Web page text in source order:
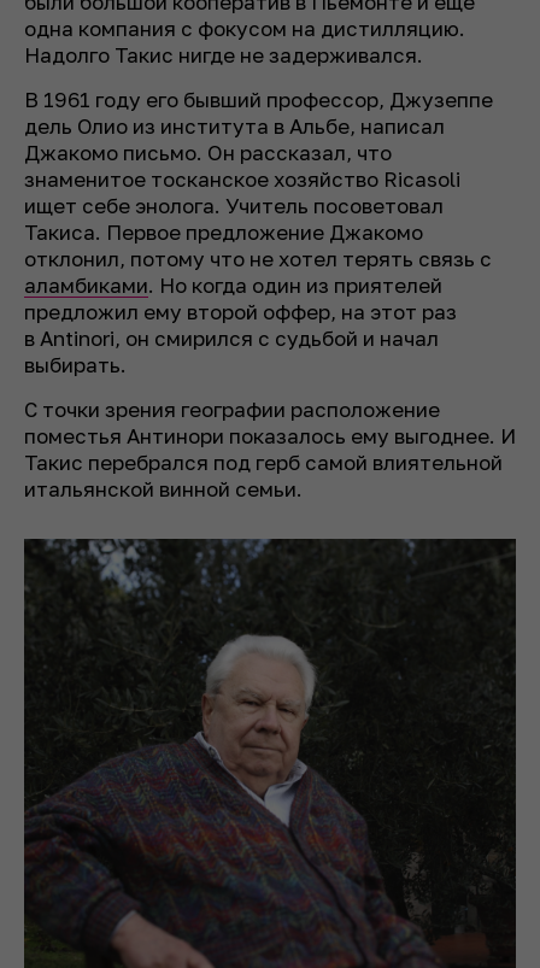
одна компания с фокусом на дистилляцию.
Надолго Такис нигде не задерживался.
В 1961 году его бывший профессор, Джузеппе
дель Олио из института в Альбе, написал
Джакомо письмо. Он рассказал, что
знаменитое тосканское хозяйство Ricasoli
ищет себе энолога. Учитель посоветовал
Такиса. Первое предложение Джакомо
отклонил, потому что не хотел терять связь с
аламбиками. Но когда один из приятелей
предложил ему второй оффер, на этот раз
в Antinori, он смирился с судьбой и начал
выбирать.
С точки зрения географии расположение
поместья Антинори показалось ему выгоднее. И
Такис перебрался под герб самой влиятельной
итальянской винной семьи.